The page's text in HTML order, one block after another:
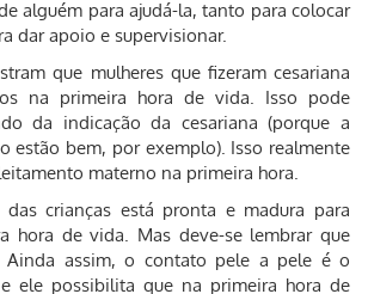
alguém para ajudá-la, tanto para colocar
dar apoio e supervisionar.
que mulheres que fizeram cesariana
na primeira hora de vida. Isso pode
da indicação da cesariana (porque a
estão bem, por exemplo). Isso realmente
materno na primeira hora.
crianças está pronta e madura para
hora de vida. Mas deve-se lembrar que
Ainda assim, o contato pele a pele é o
ele possibilita que na primeira hora de